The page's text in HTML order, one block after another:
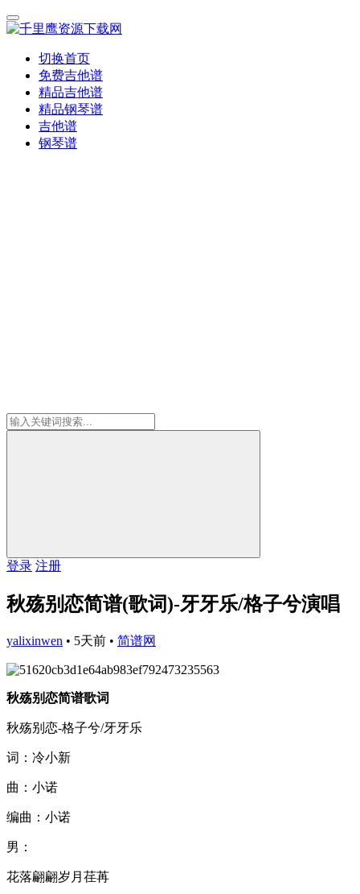
切换首页
免费吉他谱
精品吉他谱
精品钢琴谱
吉他谱
钢琴谱
登录 注册
秋殇别恋简谱(歌词)-牙牙乐/格子兮演唱
yalixinwen • 5天前 • 简谱网
秋殇别恋简谱歌词
秋殇别恋-格子兮/牙牙乐
词：冷小新
曲：小诺
编曲：小诺
男：
花落翩翩岁月荏苒